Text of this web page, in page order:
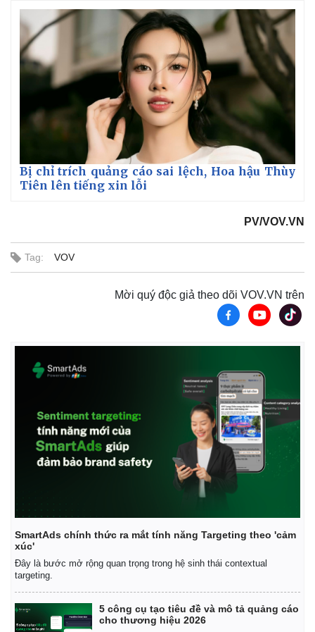
Kinh tế
Bất động sản
Thị trường
Tỷ giá
Chứng khoán
Giá cà phê
Bị chỉ trích quảng cáo sai lệch, Hoa hậu Thùy
Tiên lên tiếng xin lỗi
PV/VOV.VN
Tag: VOV
Mời quý độc giả theo dõi VOV.VN trên
SmartAds chính thức ra mắt tính năng Targeting theo 'cảm
xúc'
Đây là bước mở rộng quan trọng trong hệ sinh thái contextual
targeting.
5 công cụ tạo tiêu đề và mô tả quảng cáo
cho thương hiệu 2026